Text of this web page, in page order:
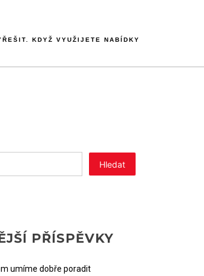
KDYŽ VYUŽIJETE NABÍDKY
Hledat
PŘÍSPĚVKY
umíme dobře poradit